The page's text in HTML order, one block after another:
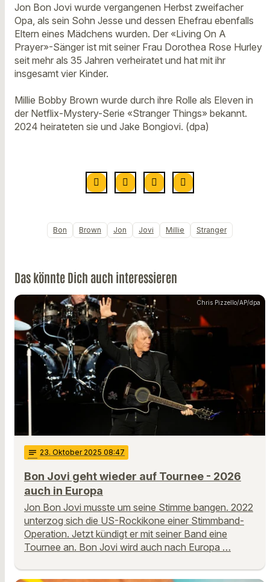
Jon Bon Jovi wurde vergangenen Herbst zweifacher
Opa, als sein Sohn Jesse und dessen Ehefrau ebenfalls
Eltern eines Mädchens wurden. Der «Living On A
Prayer»-Sänger ist mit seiner Frau Dorothea Rose Hurley
seit mehr als 35 Jahren verheiratet und hat mit ihr
insgesamt vier Kinder.
Millie Bobby Brown wurde durch ihre Rolle als Eleven in
der Netflix-Mystery-Serie «Stranger Things» bekannt.
2024 heirateten sie und Jake Bongiovi. (dpa)
Bon Brown Jon Jovi Millie Stranger
Das könnte Dich auch interessieren
Chris Pizzello/AP/dpa
notes 23. Oktober 2025 08:47
Bon Jovi geht wieder auf Tournee - 2026
auch in Europa
Jon Bon Jovi musste um seine Stimme bangen. 2022
unterzog sich die US-Rockikone einer Stimmband-
Operation. Jetzt kündigt er mit seiner Band eine
Tournee an. Bon Jovi wird auch nach Europa …